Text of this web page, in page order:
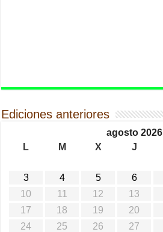
Ediciones anteriores
agosto 2026
L
M X J
3
4 5 6
10
11 12 13
17
18 19 20
24
25 26 27